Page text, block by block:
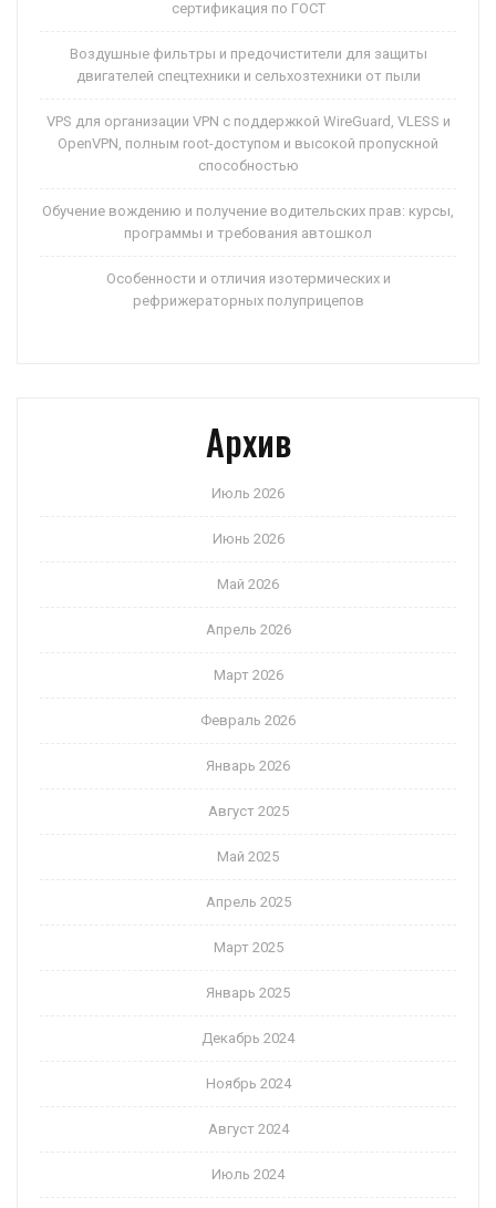
сертификация по ГОСТ
Воздушные фильтры и предочистители для защиты
двигателей спецтехники и сельхозтехники от пыли
VPS для организации VPN с поддержкой WireGuard, VLESS и
OpenVPN, полным root-доступом и высокой пропускной
способностью
Обучение вождению и получение водительских прав: курсы,
программы и требования автошкол
Особенности и отличия изотермических и
рефрижераторных полуприцепов
Архив
Июль 2026
Июнь 2026
Май 2026
Апрель 2026
Март 2026
Февраль 2026
Январь 2026
Август 2025
Май 2025
Апрель 2025
Март 2025
Январь 2025
Декабрь 2024
Ноябрь 2024
Август 2024
Июль 2024